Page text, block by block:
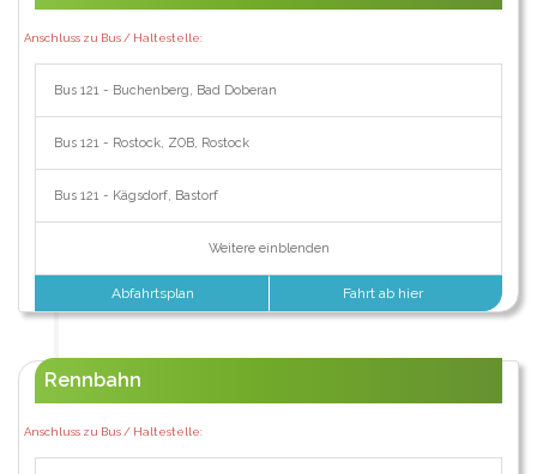
Anschluss zu Bus / Haltestelle:
Bus 121 - Buchenberg, Bad Doberan
Bus 121 - Rostock, ZOB, Rostock
Bus 121 - Kägsdorf, Bastorf
Weitere einblenden
Abfahrtsplan Fahrt ab hier
Rennbahn
Anschluss zu Bus / Haltestelle: